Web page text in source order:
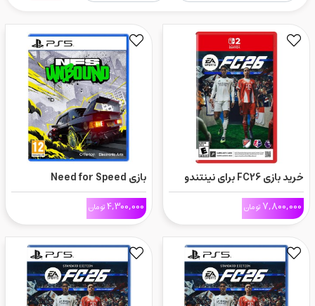
خرید بازی FC26 برای نینتندو
سوئیچ
7,800,000 تومان
بازی Need for Speed
Unbound برای پلی استیشن 5
4,300,000تومان